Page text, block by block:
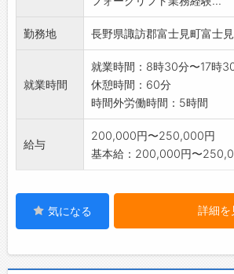
もお任せしたいと思います。
変更範囲:当社の定める業務
勤務地 長野県諏訪郡富士見町富士
就業時間
就業時間：8時30分〜17時
休憩時間：60分
時間外労働時間：5時間
給与
200,000円〜250,000円
基本給：200,000円〜
気になる 詳細を